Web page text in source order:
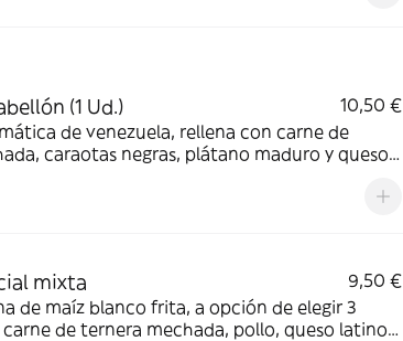
(1 Ud.)
10,50 €
de venezuela, rellena con carne de
caraotas negras, plátano maduro y queso
mixta
9,50 €
de maíz blanco frita, a opción de elegir 3
de ternera mechada, pollo, queso latino,